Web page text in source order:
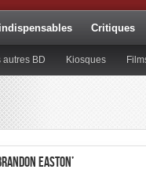
Critiques
autres BD Kiosques
EASTON’